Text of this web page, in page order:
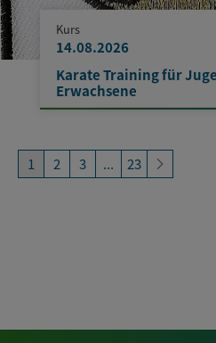
Kurs
14.08.2026
Karate Training für
Erwachsene
1 2 3 ... 23